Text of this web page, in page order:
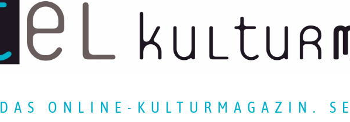
DAS ONLINE-KULTURMAGAZIN.